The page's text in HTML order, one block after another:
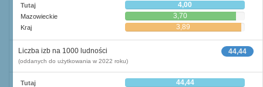
Tutaj 4,00
Mazowieckie 3,70
Kraj 3,89
44,44
Liczba izb na 1000 ludności
(oddanych do użytkowania w 2022 roku)
Tutaj 44,44